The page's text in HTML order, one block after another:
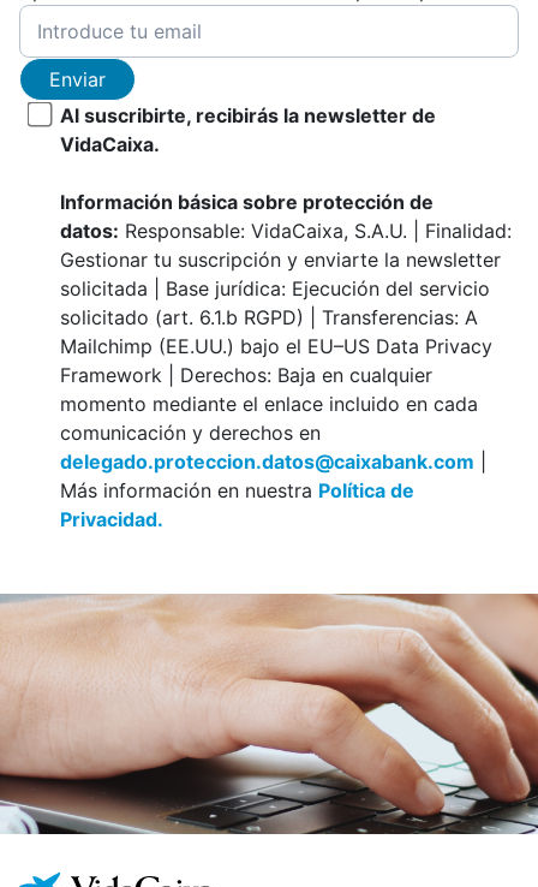
Enviar
Al suscribirte, recibirás la newsletter de
VidaCaixa.
Información básica sobre protección de
datos: Responsable: VidaCaixa, S.A.U. | Finalidad:
Gestionar tu suscripción y enviarte la newsletter
solicitada | Base jurídica: Ejecución del servicio
solicitado (art. 6.1.b RGPD) | Transferencias: A
Mailchimp (EE.UU.) bajo el EU–US Data Privacy
Framework | Derechos: Baja en cualquier
momento mediante el enlace incluido en cada
comunicación y derechos en
delegado.proteccion.datos@caixabank.com
Más información en nuestra Política de
Privacidad.